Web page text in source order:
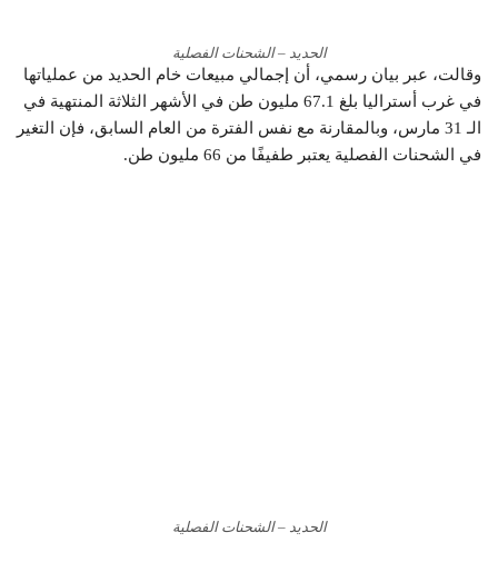
الحديد – الشحنات الفصلية
وقالت، عبر بيان رسمي، أن إجمالي مبيعات خام الحديد من عملياتها
في غرب أستراليا بلغ 67.1 مليون طن في الأشهر الثلاثة المنتهية في
الـ 31 مارس، وبالمقارنة مع نفس الفترة من العام السابق، فإن التغير
في الشحنات الفصلية يعتبر طفيفًا من 66 مليون طن.
الحديد – الشحنات الفصلية